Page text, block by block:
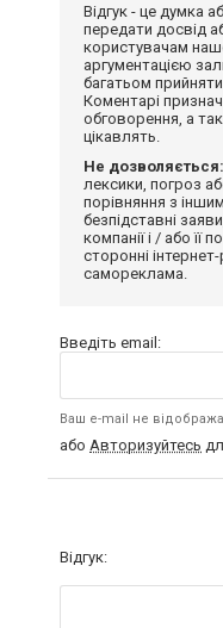
Відгук - це думка
передати досвід
користувачам
аргументацією
багатьом
Коментарі
обговорення, а
цікавлять.
Не дозволяється:
лексики, погроз
порівняння з
безпідставні
компанії і / або її
сторонні
самореклама.
Введіть email:
Ваш e-mail не
або Авторизуйтесь
Відгук: